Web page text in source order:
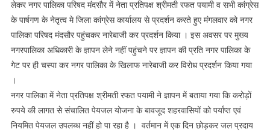
व्यवस्था
को
लेकर
कांग्रेस
किया
जोरदार
प्रदर्शन
लेकर नगर पालिका परिषद मंदसौर में नेता प्रतिपक्ष श्रीमती रफत पयामी व सभी कांग्रेस
के पार्षगण के नेतृत्व मे जिला कांग्रेस कार्यालय से प्रदर्शन करते हुए मंगलवार को नगर
पालिका परिषद मंदसौर पहुंचकर नारेबाजी कर प्रदर्शन किया । इस अवसर पर मुख्य
नगरपालिका अधिकारी के ज्ञापन लेने नहीं पहुंचने पर ज्ञापन की प्रति नगर पालिका के
गेट पर ही चस्पा कर नगर पालिका के खिलाफ नारेबाजी कर विरोध प्रदर्शन किया गया
।
नगर पालिका में नेता प्रतिपक्ष श्रीमती रफत पयामी ने ज्ञापन में बताया गया कि करोड़ों
रुपये की लागत से संचालित पेयजल योजना के बावजूद शहरवासियों को पर्याप्त एवं
नियमित पेयजल उपलब्ध नहीं हो पा रहा है । वर्तमान में एक दिन छोड़कर जल प्रदाय